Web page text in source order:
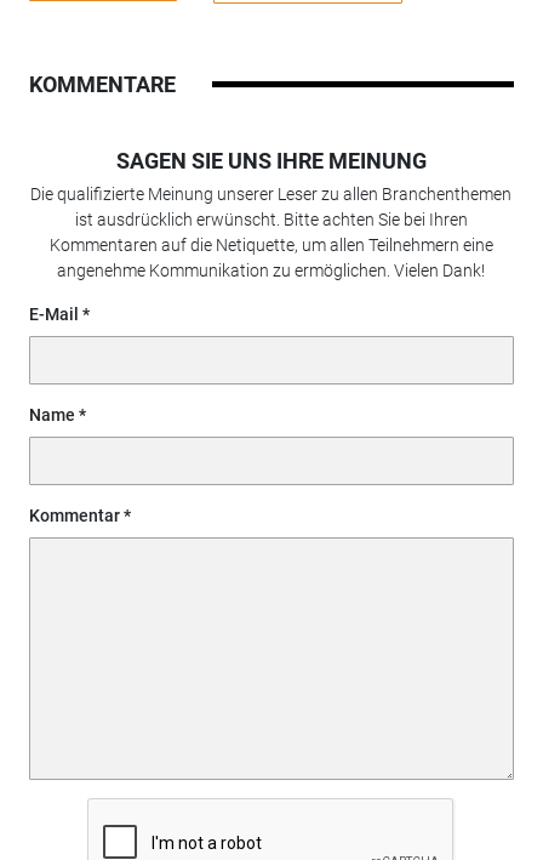
KOMMENTARE
SAGEN SIE UNS IHRE MEINUNG
Die qualifizierte Meinung unserer Leser zu allen Branchenthemen
ist ausdrücklich erwünscht. Bitte achten Sie bei Ihren
Kommentaren auf die Netiquette, um allen Teilnehmern eine
angenehme Kommunikation zu ermöglichen. Vielen Dank!
E-Mail
Name
Kommentar